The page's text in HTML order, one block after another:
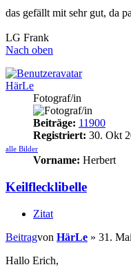
das gefällt mit sehr gut, da
LG Frank
Nach oben
HärLe
Fotograf/in
Beiträge: 11900
Registriert: 30. Okt
alle Bilder
Vorname: Herbert
Keilflecklibelle
Zitat
Beitragvon HärLe » 31.
Hallo Erich,